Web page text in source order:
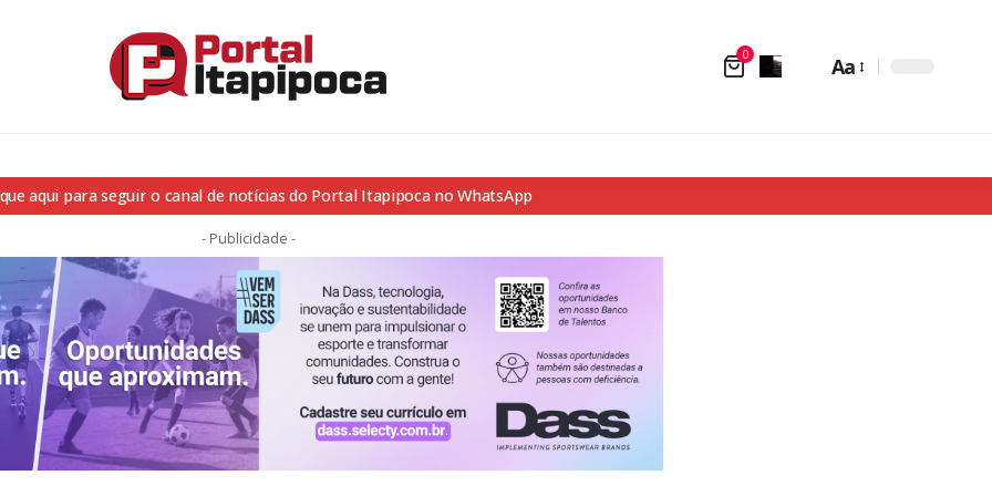
0 Aa
aqui para seguir o canal de notícias do Portal Itapipoca no WhatsApp
- Publicidade -